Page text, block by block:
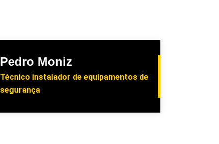
Pedro Moniz
Técnico instalador de equipamentos de
segurança